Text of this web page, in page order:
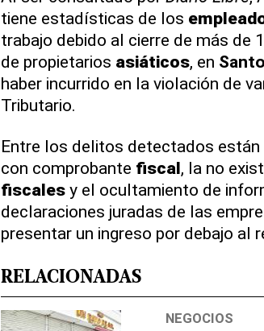
tiene estadísticas de los
trabajo debido al cierre de más de
de propietarios asiáticos, en
haber incurrido en la violación de
Tributario.
Entre los delitos detectados están
con comprobante fiscal, la no
fiscalesy el ocultamiento de
declaraciones juradas de las
presentar un ingreso por debajo al
RELACIONADAS
NEGOCIOS